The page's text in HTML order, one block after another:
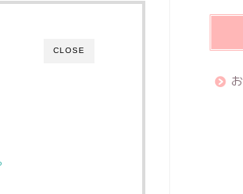
CLOSE